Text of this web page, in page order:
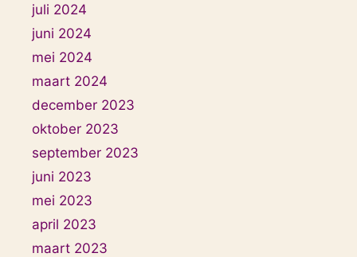
juli 2024
juni 2024
mei 2024
maart 2024
december 2023
oktober 2023
september 2023
juni 2023
mei 2023
april 2023
maart 2023